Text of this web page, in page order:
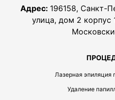
Адрес: 196158, Санкт-
улица, дом 2 корпус
Лазерная эпиляция
Удаление